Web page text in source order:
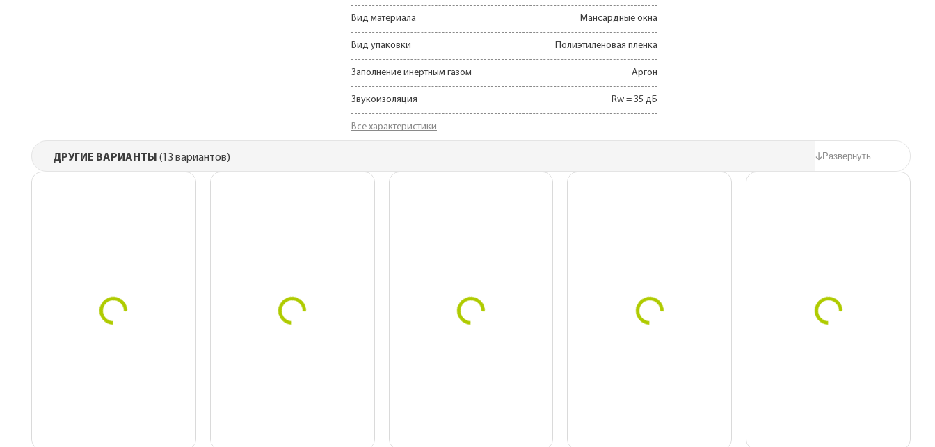
Для частного дома
Вид материала Мансардные окна
Вид упаковки Полиэтиленовая пленка
Заполнение инертным газом Аргон
Звукоизоляция Rw = 35 дБ
Все характеристики
ДРУГИЕ ВАРИАНТЫ (13 вариантов)